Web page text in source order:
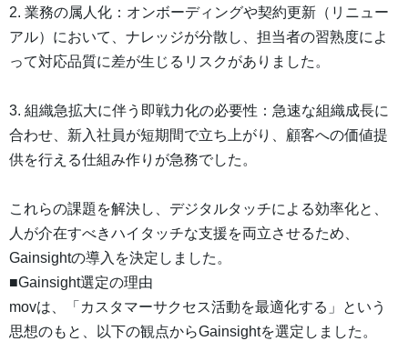
2. 業務の属人化：オンボーディングや契約更新（リニュー
アル）において、ナレッジが分散し、担当者の習熟度によ
って対応品質に差が生じるリスクがありました。
3. 組織急拡大に伴う即戦力化の必要性：急速な組織成長に
合わせ、新入社員が短期間で立ち上がり、顧客への価値提
供を行える仕組み作りが急務でした。
これらの課題を解決し、デジタルタッチによる効率化と、
人が介在すべきハイタッチな支援を両立させるため、
Gainsightの導入を決定しました。
■Gainsight選定の理由
movは、「カスタマーサクセス活動を最適化する」という
思想のもと、以下の観点からGainsightを選定しました。